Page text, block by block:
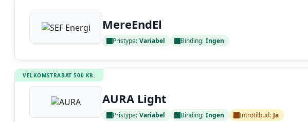
MereEndEl
Pristype: Variabel Binding: Ingen
VELKOMSTRABAT 500 KR.
AURA Light
Pristype: Variabel Binding: Ingen Introtilbud: Ja